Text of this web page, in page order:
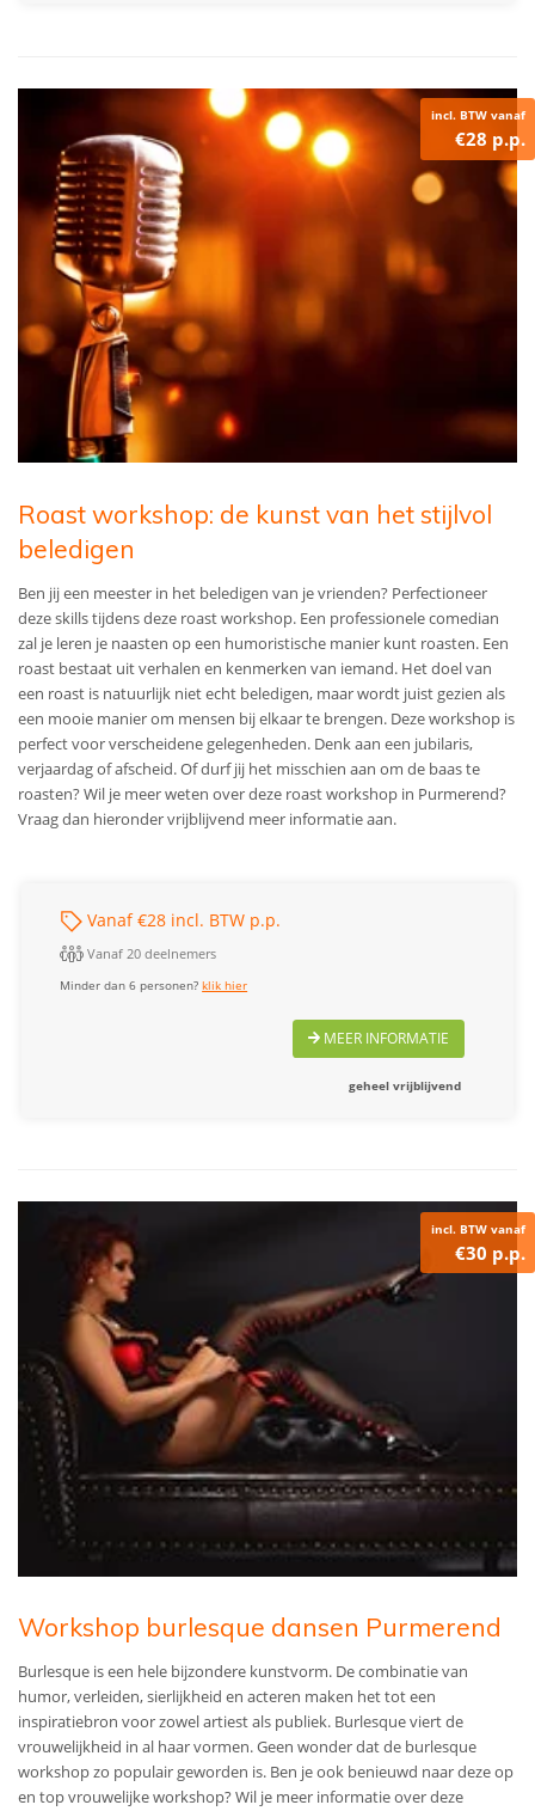
incl. BTW vanaf
€28 p.p.
Roast workshop: de kunst van het stijlvol
beledigen
Ben jij een meester in het beledigen van je vrienden? Perfectioneer
deze skills tijdens deze roast workshop. Een professionele comedian
zal je leren je naasten op een humoristische manier kunt roasten. Een
roast bestaat uit verhalen en kenmerken van iemand. Het doel van
een roast is natuurlijk niet echt beledigen, maar wordt juist gezien als
een mooie manier om mensen bij elkaar te brengen. Deze workshop is
perfect voor verscheidene gelegenheden. Denk aan een jubilaris,
verjaardag of afscheid. Of durf jij het misschien aan om de baas te
roasten? Wil je meer weten over deze roast workshop in Purmerend?
Vraag dan hieronder vrijblijvend meer informatie aan.
Vanaf €28 incl. BTW p.p.
Vanaf 20 deelnemers
Minder dan 6 personen?klik hier
MEER INFORMATIE
geheel vrijblijvend
incl. BTW vanaf
€30 p.p.
Workshop burlesque dansen Purmerend
Burlesque is een hele bijzondere kunstvorm. De combinatie van
humor, verleiden, sierlijkheid en acteren maken het tot een
inspiratiebron voor zowel artiest als publiek. Burlesque viert de
vrouwelijkheid in al haar vormen. Geen wonder dat de burlesque
workshop zo populair geworden is. Ben je ook benieuwd naar deze op
en top vrouwelijke workshop? Wil je meer informatie over deze